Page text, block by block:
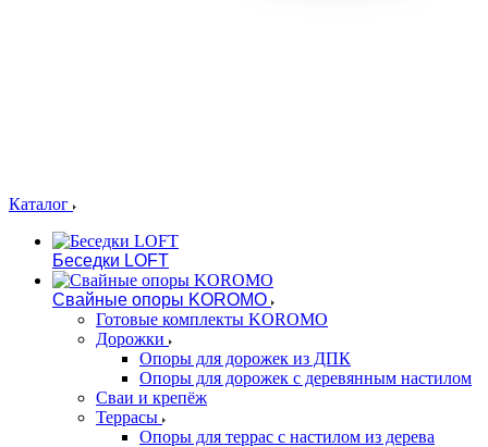
Каталог
Беседки LOFT
Свайные опоры KOROMO
Готовые комплекты KOROMO
Дорожки
Опоры для дорожек из ДПК
Опоры для дорожек с деревянным настилом
Сваи и крепёж
Террасы
Опоры для террас с настилом из дерева